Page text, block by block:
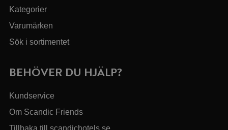
Kategorier
Varumärken
Sök i sortimentet
BEHÖVER DU HJÄLP?
Kundservice
Om Scandic Friends